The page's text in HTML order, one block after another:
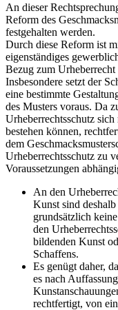
An dieser
Reform des
festgehalten werden.
Durch diese Reform ist
eigenständiges
Bezug zum
Insbesondere setzt der
eine bestimmte
des Musters voraus. Da
Urheberrechtsschutz
bestehen können,
dem
Urheberrechtsschutz zu
Voraussetzungen
An den
Kunst sind
grundsätzlich
den
bildenden Kunst
Schaffens.
Es genügt daher,
es nach
rechtfertigt, von